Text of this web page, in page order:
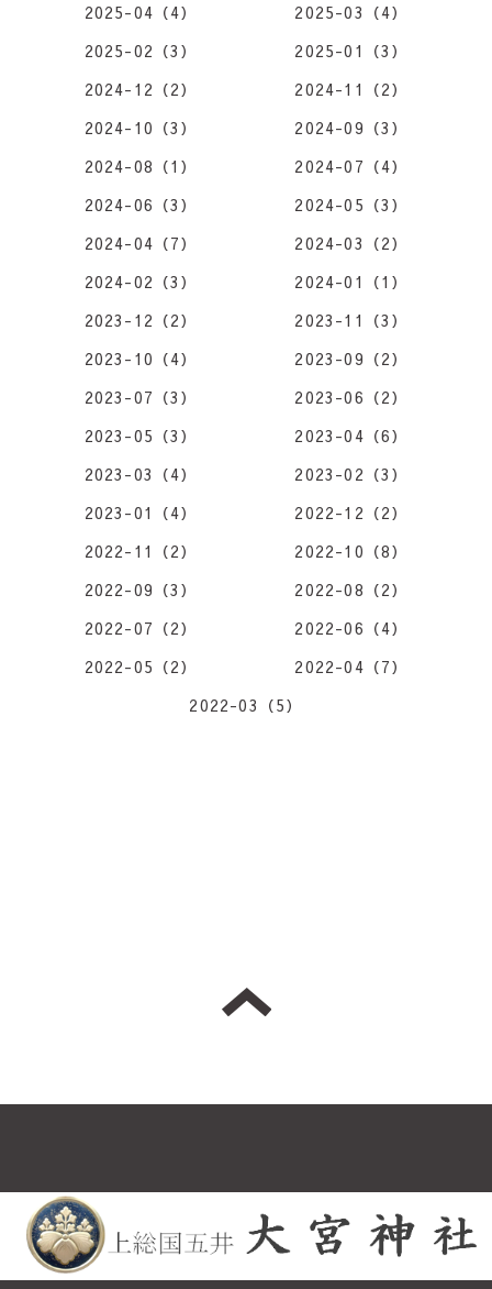
2025-04（4）
2025-03（4）
2025-02（3）
2025-01（3）
2024-12（2）
2024-11（2）
2024-10（3）
2024-09（3）
2024-08（1）
2024-07（4）
2024-06（3）
2024-05（3）
2024-04（7）
2024-03（2）
2024-02（3）
2024-01（1）
2023-12（2）
2023-11（3）
2023-10（4）
2023-09（2）
2023-07（3）
2023-06（2）
2023-05（3）
2023-04（6）
2023-03（4）
2023-02（3）
2023-01（4）
2022-12（2）
2022-11（2）
2022-10（8）
2022-09（3）
2022-08（2）
2022-07（2）
2022-06（4）
2022-05（2）
2022-04（7）
2022-03（5）